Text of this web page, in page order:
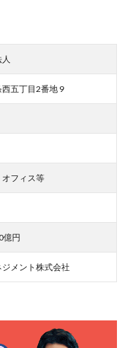
五丁目2番地 9
フィス等
億円
メント株式会社